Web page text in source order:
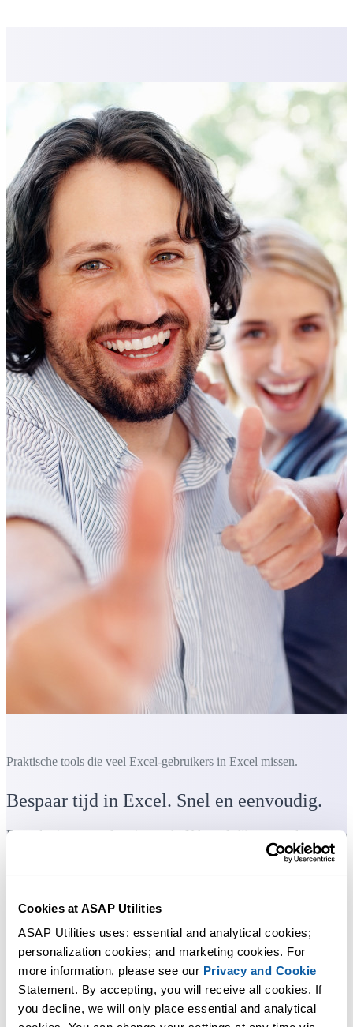
Cookies at ASAP Utilities
ASAP Utilities uses: essential and analytical cookies;
personalization cookies; and marketing cookies. For
more information, please see our Privacy and Cookie
Statement. By accepting, you will receive all cookies. If
you decline, we will only place essential and analytical
Praktische tools die veel Excel-gebruikers in Excel missen.
Bespaar tijd in Excel. Snel en eenvoudig.
Een selectie van uw favoriete tools. U kunt de lijst met tools
Je kunt meteen aan de slag. Geen training nodig.
De meeste gebruikers beginnen met een paar tools. Uiteindelijk
gebruiken velen ASAP Utilities dagelijks.